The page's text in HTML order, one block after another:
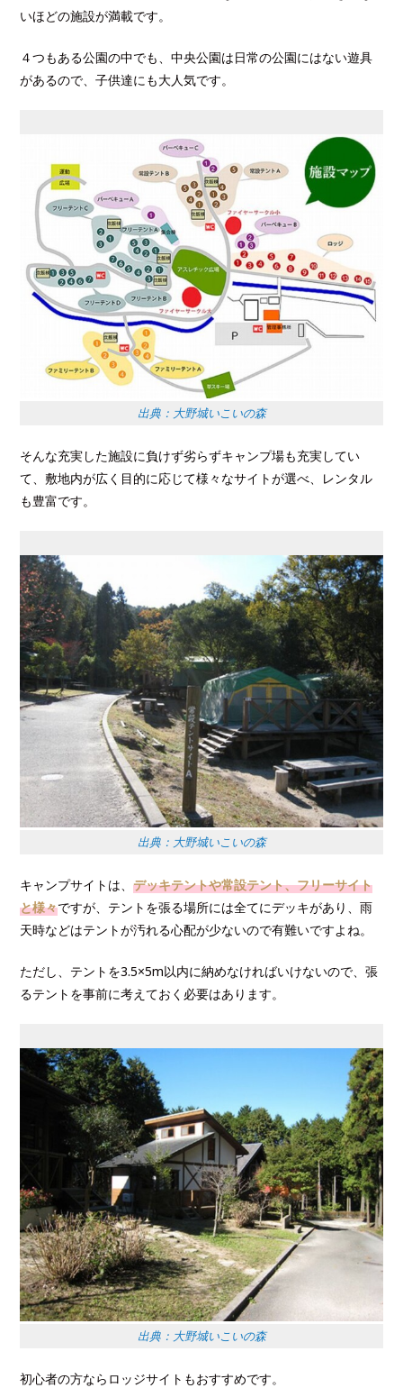
いほどの施設が満載です。
４つもある公園の中でも、中央公園は日常の公園にはない遊具
があるので、子供達にも大人気です。
出典：大野城いこいの森
そんな充実した施設に負けず劣らずキャンプ場も充実してい
て、敷地内が広く目的に応じて様々なサイトが選べ、レンタル
も豊富です。
出典：大野城いこいの森
キャンプサイトは、デッキテントや常設テント、フリーサイト
と様々ですが、テントを張る場所には全てにデッキがあり、雨
天時などはテントが汚れる心配が少ないので有難いですよね。
ただし、テントを3.5×5m以内に納めなければいけないので、張
るテントを事前に考えておく必要はあります。
出典：大野城いこいの森
初心者の方ならロッジサイトもおすすめです。